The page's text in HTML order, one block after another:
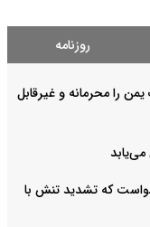
روزنامه
را محرمانه و غیرقابل
که تشدید تنش با